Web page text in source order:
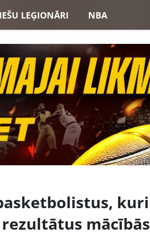
LEĢIONĀRI NBA
kuri
mācībās